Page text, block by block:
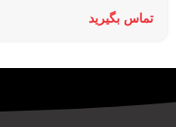
تماس بگیرید